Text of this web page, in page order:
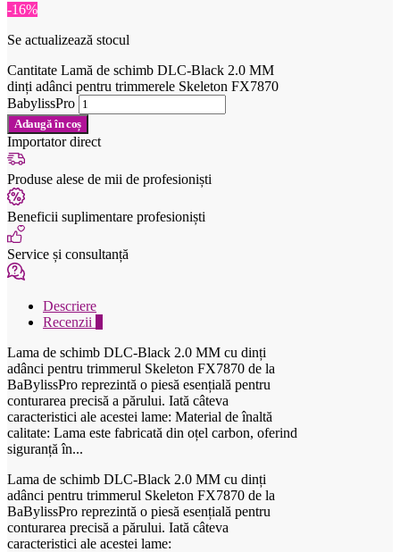
-16%
Se actualizează stocul
Cantitate Lamă de schimb DLC-Black 2.0 MM
dinți adânci pentru trimmerele Skeleton FX7870
BabylissPro
Adaugă în coș
Importator direct
Produse alese de mii de profesioniști
Beneficii suplimentare profesioniști
Service și consultanță
Descriere
Recenzii
Lama de schimb DLC-Black 2.0 MM cu dinți
adânci pentru trimmerul Skeleton FX7870 de la
BaBylissPro reprezintă o piesă esențială pentru
conturarea precisă a părului. Iată câteva
caracteristici ale acestei lame: Material de înaltă
calitate: Lama este fabricată din oțel carbon, oferind
siguranță în...
Lama de schimb DLC-Black 2.0 MM cu dinți
adânci pentru trimmerul Skeleton FX7870 de la
BaBylissPro reprezintă o piesă esențială pentru
conturarea precisă a părului. Iată câteva
caracteristici ale acestei lame: